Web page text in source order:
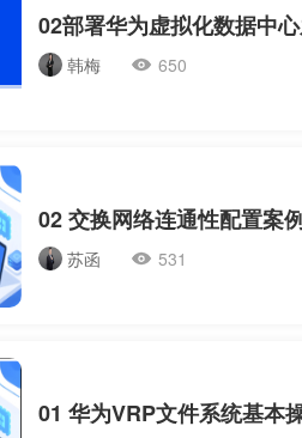
02部署华为虚拟化数据中
韩梅 650
02 交换网络连通性配置案
苏函 531
01 华为VRP文件系统基本